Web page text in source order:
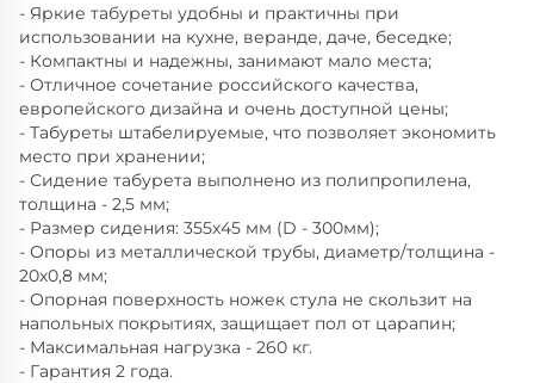
- Яркие табуреты удобны и практичны при
использовании на кухне, веранде, даче, беседке;
- Компактны и надежны, занимают мало места;
- Отличное сочетание российского качества,
европейского дизайна и очень доступной цены;
- Табуреты штабелируемые, что позволяет экономить
место при хранении;
- Сидение табурета выполнено из полипропилена,
толщина - 2,5 мм;
- Размер сидения: 355х45 мм (D - 300мм);
- Опоры из металлической трубы, диаметр/толщина -
20х0,8 мм;
- Опорная поверхность ножек стула не скользит на
напольных покрытиях, защищает пол от царапин;
- Максимальная нагрузка - 260 кг.
- Гарантия 2 года.